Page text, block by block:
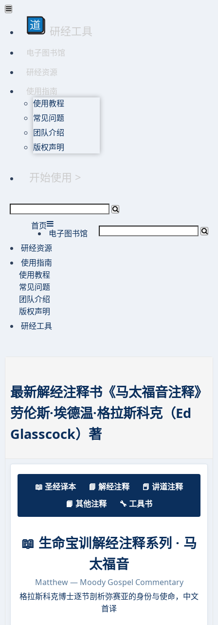
研经工具
电子图书馆
研经资源
使用指南
使用教程
常见问题
团队介绍
版权声明
开始使用 >
首页
电子图书馆
研经资源
使用指南
使用教程
常见问题
团队介绍
版权声明
研经工具
最新解经注释书《马太福音注释》
劳伦斯·埃德温·格拉斯科克（Ed
Glasscock）著
📖 圣经译本 📘 解经注释
📕 讲道注释
📙 其他注释
🔧 工具书
📖 生命宝训解经注释系列 · 马
太福音
Matthew — Moody Gospel Commentary
格拉斯科克博士逐节剖析弥赛亚的身份与使命，中文
首译